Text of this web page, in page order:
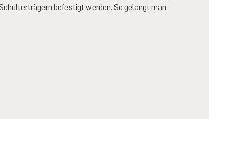
befestigt werden. So gelangt man